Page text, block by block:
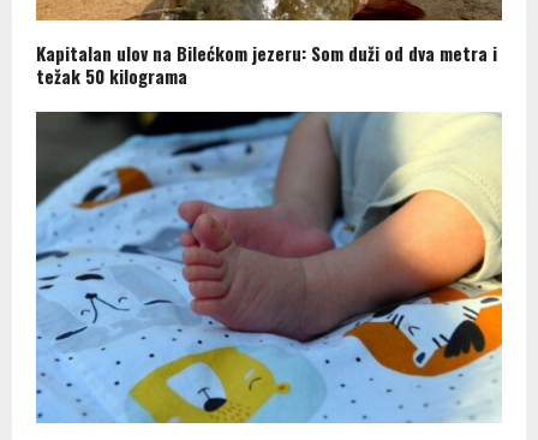
Kapitalan ulov na Bilećkom jezeru: Som duži od dva metra i
težak 50 kilograma